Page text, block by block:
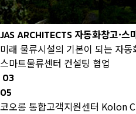
JAS ARCHITECTS 자동화창고·스
미래 물류시설의 기본이 되는 자동
스마트물류센터 컨설팅 협업
03
05
코오롱 통합고객지원센터 Kolon